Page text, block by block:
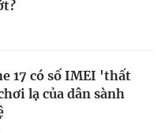
17 có số IMEI 'thất
lạ của dân sành